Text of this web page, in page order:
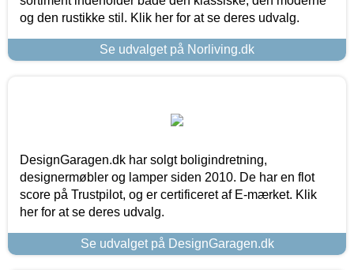
og den rustikke stil. Klik her for at se deres udvalg.
Se udvalget på Norliving.dk
DesignGaragen.dk har solgt boligindretning,
designermøbler og lamper siden 2010. De har en flot
score på Trustpilot, og er certificeret af E-mærket. Klik
her for at se deres udvalg.
Se udvalget på DesignGaragen.dk